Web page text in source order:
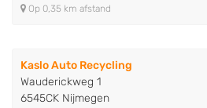
Op 0,35 km afstand
Kaslo Auto Recycling
Wauderickweg 1
6545CK Nijmegen